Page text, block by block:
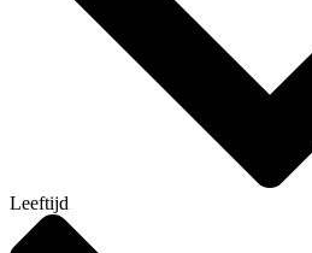
Leeftijd